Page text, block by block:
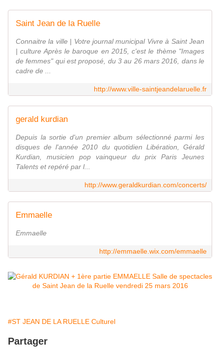
Saint Jean de la Ruelle
Connaitre la ville | Votre journal municipal Vivre à Saint Jean
| culture Après le baroque en 2015, c'est le thème "Images
de femmes" qui est proposé, du 3 au 26 mars 2016, dans le
cadre de ...
http://www.ville-saintjeandelaruelle.fr
gerald kurdian
Depuis la sortie d'un premier album sélectionné parmi les
disques de l'année 2010 du quotidien Libération, Gérald
Kurdian, musicien pop vainqueur du prix Paris Jeunes
Talents et repéré par l...
http://www.geraldkurdian.com/concerts/
Emmaelle
Emmaelle
http://emmaelle.wix.com/emmaelle
#ST JEAN DE LA RUELLE Culturel
Partager